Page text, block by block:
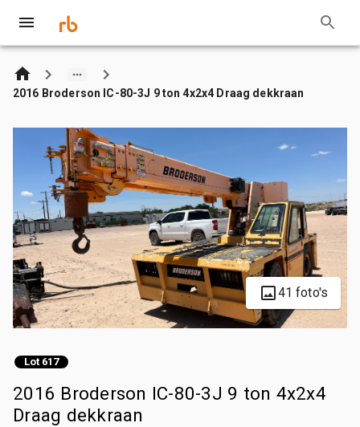
2016 Broderson IC-80-3J 9 ton 4x2x4 Draag dekkraan
41 foto's
Lot 617
2016 Broderson IC-80-3J 9 ton 4x2x4
Draag dekkraan